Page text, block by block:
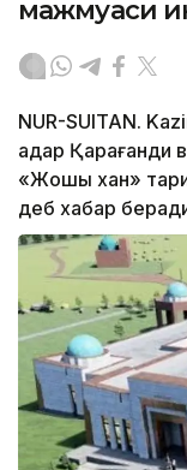
мажмуаси
NUR-SUITAN.
қадар Қарағанди
«Жошы хан»
деб хабар